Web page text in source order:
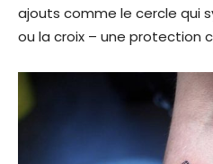
ajouts comme le cercle qui
ou la croix – une protection